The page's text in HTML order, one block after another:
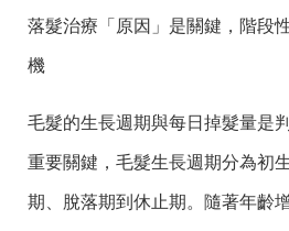
落髮治療「原因」是關鍵，階段
機
毛髮的生長週期與每日掉髮量是
重要關鍵，毛髮生長週期分為初
期、脫落期到休止期。隨著年齡